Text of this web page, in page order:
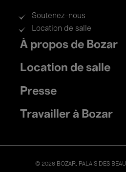
Soutenez-nous
Location de salle
Footer
menu
À propos de Bozar
Location de salle
Presse
Travailler à Bozar
© 2026 BOZAR. PALAIS DES